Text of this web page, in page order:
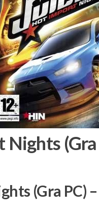
(Gra
(Gra PC)